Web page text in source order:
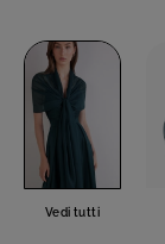
Vedi tutti